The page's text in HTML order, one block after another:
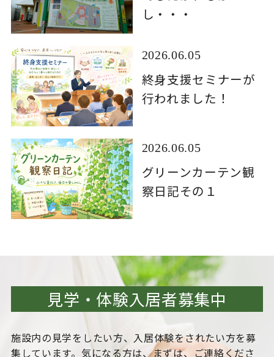
し・・・
2026.06.05
終身支援セミナーが
行われました！
2026.06.05
グリーンカーテン観
察日記その１
見学・体験入居者募集中
施設内の見学をしたい方、入居体験をされたい方を募
集しています。気になる方は、まずは、ご連絡くださ